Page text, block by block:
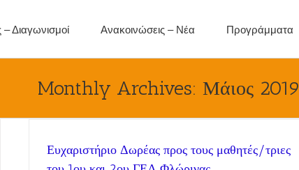
– Διαγωνισμοί Ανακοινώσεις – Νέα Προγράμματα
Monthly Archives: Μάιος 2019
Ευχαριστήριο Δωρέας προς τους μαθητές/τριες